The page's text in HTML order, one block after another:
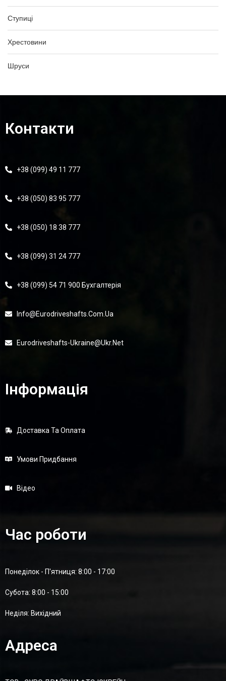
Ступиці
Хрестовини
Шруси
Контакти
+38 (099) 49 11 777
+38 (050) 83 95 777
+38 (050) 18 38 777
+38 (099) 31 24 777
+38 (099) 54 71 900 Бухгалтерія
Info@eurodriveshafts.com.ua
Eurodriveshafts-Ukraine@ukr.net
Інформація
Доставка Та Оплата
Умови Придбання
Відео
Час роботи
Понеділок - П'ятниця: 8:00 - 17:00
Суботa: 8:00 - 15:00
Неділя: Вихідний
Адреса